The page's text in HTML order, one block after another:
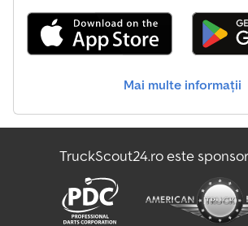
Mai multe informații
TruckScout24.ro este